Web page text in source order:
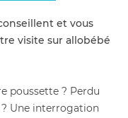
et vous
visite sur allobébé
poussette ? Perdu
? Une interrogation